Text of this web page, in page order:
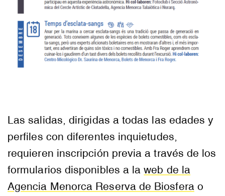
Las salidas, dirigidas a todas las edades y
perfiles con diferentes inquietudes,
requieren inscripción previa a través de los
formularios disponibles a laweb de la
Agencia Menorca Reserva de Biosfera o